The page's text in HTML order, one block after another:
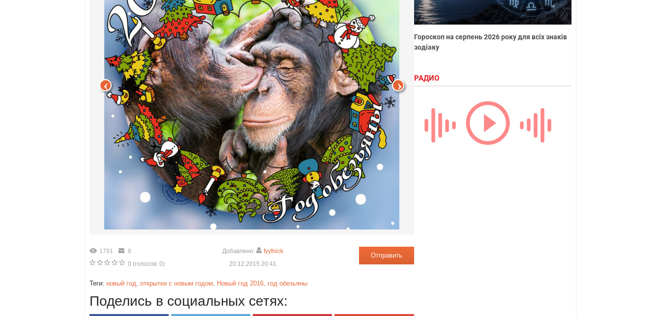
1791
8
0 (голосов: 0)
Отправить
Добавлено:
fyyfnick
20.12.2015 20:41
Теги: новый год, открытки с новым годом, Новый год 2016, год обезьяны
Поделись в социальных сетях:
Гороскоп на серпень 2026 року для всіх знаків
зодіаку
РАДИО